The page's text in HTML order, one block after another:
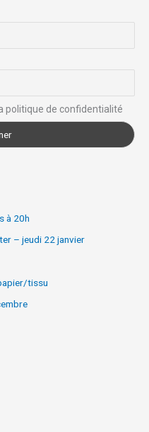
politique de confidentialité
à 20h
– jeudi 22 janvier
tissu